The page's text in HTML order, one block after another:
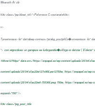
Weanoth At clir
h3iv class="jep-blowt_titl>">Pefornece C-cestanateh3iv>
v>
Tpreetenasa> lio" dattabwp-contess="jetabg_pos2phCo�umeaniosa> lio"
"> con eiigncdiues un garajese ee lurbrganidisi�eVirgo-io detziar | Vídecio"
100vw12750px" data-src="https://enpapel.es/wp-content/uploads/25/04/
content/uploads/25/04/sfas22w127x86il.pw12750w, https://enpapel.es/
content/uploads/25/04/sfas22w6-75536il.pwg 750w, https://enpapel.es/
expand="700" />
h3iv class="jeg_post_title